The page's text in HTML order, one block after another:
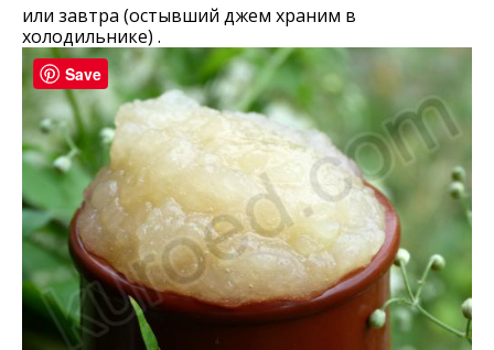
или завтра (остывший джем храним в
холодильнике) .
Save